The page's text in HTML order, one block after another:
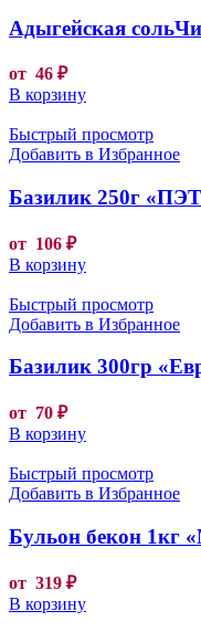
Адыгейская
от 46 ₽
В корзину
Быстрый просмотр
Добавить в Избранное
Базилик 250г
от 106 ₽
В корзину
Быстрый просмотр
Добавить в Избранное
Базилик 300гр
от 70 ₽
В корзину
Быстрый просмотр
Добавить в Избранное
Бульон бекон 1кг
от 319 ₽
В корзину